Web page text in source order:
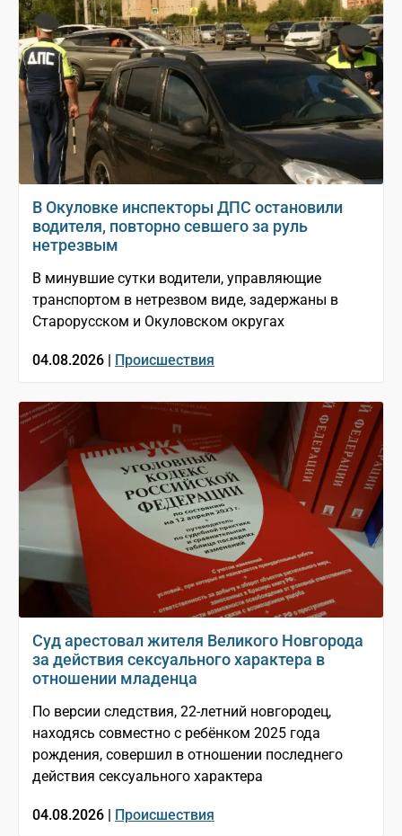
В Окуловке инспекторы ДПС остановили
водителя, повторно севшего за руль
нетрезвым
В минувшие сутки водители, управляющие
транспортом в нетрезвом виде, задержаны в
Старорусском и Окуловском округах
04.08.2026 | Происшествия
Суд арестовал жителя Великого Новгорода
за действия сексуального характера в
отношении младенца
По версии следствия, 22-летний новгородец,
находясь совместно с ребёнком 2025 года
рождения, совершил в отношении последнего
действия сексуального характера
04.08.2026 | Происшествия